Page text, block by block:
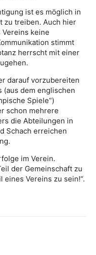
ist es möglich in
zu treiben. Auch hier
keine
stimmt
herrscht mit einer
darauf vorzubereiten
(aus dem englischen
Spiele“)
schon mehrere
die Abteilungen in
Schach erreichen
im Verein.
der Gemeinschaft zu
eines Vereins zu sein!“.